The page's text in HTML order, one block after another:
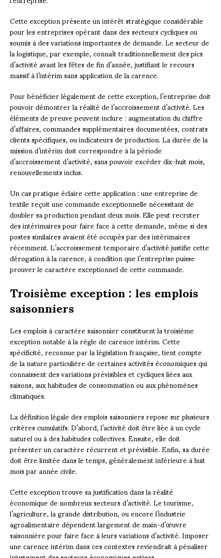
Cette exception présente un intérêt stratégique considérable
pour les entreprises opérant dans des secteurs cycliques ou
soumis à des variations importantes de demande. Le secteur de
la logistique, par exemple, connaît traditionnellement des pics
d’activité avant les fêtes de fin d’année, justifiant le recours
massif à l’intérim sans application de la carence.
Pour bénéficier légalement de cette exception, l’entreprise doit
pouvoir démontrer la réalité de l’accroissement d’activité. Les
éléments de preuve peuvent inclure : augmentation du chiffre
d’affaires, commandes supplémentaires documentées, contrats
clients spécifiques, ou indicateurs de production. La durée de la
mission d’intérim doit correspondre à la période
d’accroissement d’activité, sans pouvoir excéder dix-huit mois,
renouvellements inclus.
Un cas pratique éclaire cette application : une entreprise de
textile reçoit une commande exceptionnelle nécessitant de
doubler sa production pendant deux mois. Elle peut recruter
des intérimaires pour faire face à cette demande, même si des
postes similaires avaient été occupés par des intérimaires
récemment. L’accroissement temporaire d’activité justifie cette
dérogation à la carence, à condition que l’entreprise puisse
prouver le caractère exceptionnel de cette commande.
Troisième exception : les emplois
saisonniers
Les emplois à caractère saisonnier constituent la troisième
exception notable à la règle de carence intérim. Cette
spécificité, reconnue par la législation française, tient compte
de la nature particulière de certaines activités économiques qui
connaissent des variations prévisibles et cycliques liées aux
saisons, aux habitudes de consommation ou aux phénomènes
climatiques.
La définition légale des emplois saisonniers repose sur plusieurs
critères cumulatifs. D’abord, l’activité doit être liée à un cycle
naturel ou à des habitudes collectives. Ensuite, elle doit
présenter un caractère récurrent et prévisible. Enfin, sa durée
doit être limitée dans le temps, généralement inférieure à huit
mois par année civile.
Cette exception trouve sa justification dans la réalité
économique de nombreux secteurs d’activité. Le tourisme,
l’agriculture, la grande distribution, ou encore l’industrie
agroalimentaire dépendent largement de main-d’œuvre
saisonnière pour faire face à leurs variations d’activité. Imposer
une carence intérim dans ces contextes reviendrait à pénaliser